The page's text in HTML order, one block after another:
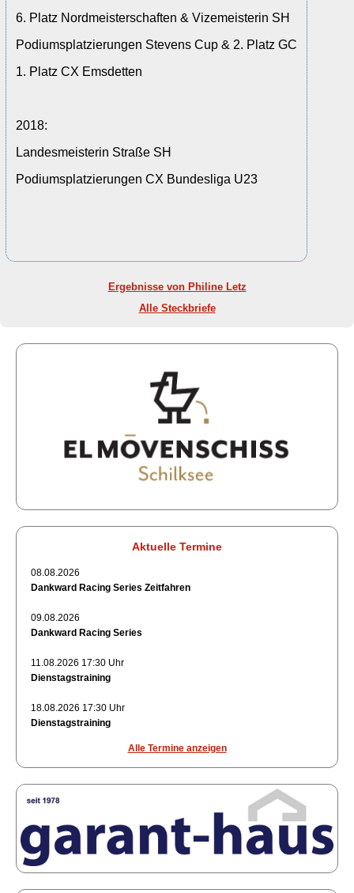
6. Platz Nordmeisterschaften & Vizemeisterin SH
Podiumsplatzierungen Stevens Cup & 2. Platz GC
1. Platz CX Emsdetten
2018:
Landesmeisterin Straße SH
Podiumsplatzierungen CX Bundesliga U23
Ergebnisse von Philine Letz
Alle Steckbriefe
Aktuelle Termine
08.08.2026
Dankward Racing Series Zeitfahren
09.08.2026
Dankward Racing Series
11.08.2026 17:30 Uhr
Dienstagstraining
18.08.2026 17:30 Uhr
Dienstagstraining
Alle Termine anzeigen